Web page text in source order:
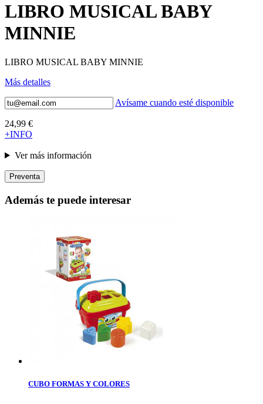
LIBRO MUSICAL BABY
MINNIE
LIBRO MUSICAL BABY MINNIE
Más detalles
Avísame cuando esté disponible
24,99 €
+INFO
Ver más información
Preventa
Además te puede interesar
CUBO FORMAS Y COLORES